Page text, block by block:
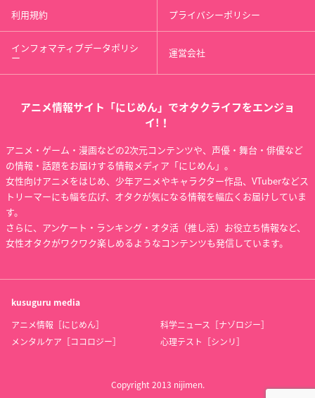
利用規約 プライバシーポリシー
インフォマティブデータポリシ
ー 運営会社
アニメ情報サイト「にじめん」でオタクライフをエンジョ
イ!！
アニメ・ゲーム・漫画などの2次元コンテンツや、声優・舞台・俳優など
の情報・話題をお届けする情報メディア「にじめん」。
女性向けアニメをはじめ、少年アニメやキャラクター作品、VTuberなどス
トリーマーにも幅を広げ、オタクが気になる情報を幅広くお届けしていま
す。
さらに、アンケート・ランキング・オタ活（推し活）お役立ち情報など、
女性オタクがワクワク楽しめるようなコンテンツも発信しています。
kusuguru media
アニメ情報［にじめん］
科学ニュース［ナゾロジー］
メンタルケア［ココロジー］
心理テスト［シンリ］
Copyright 2013 nijimen.